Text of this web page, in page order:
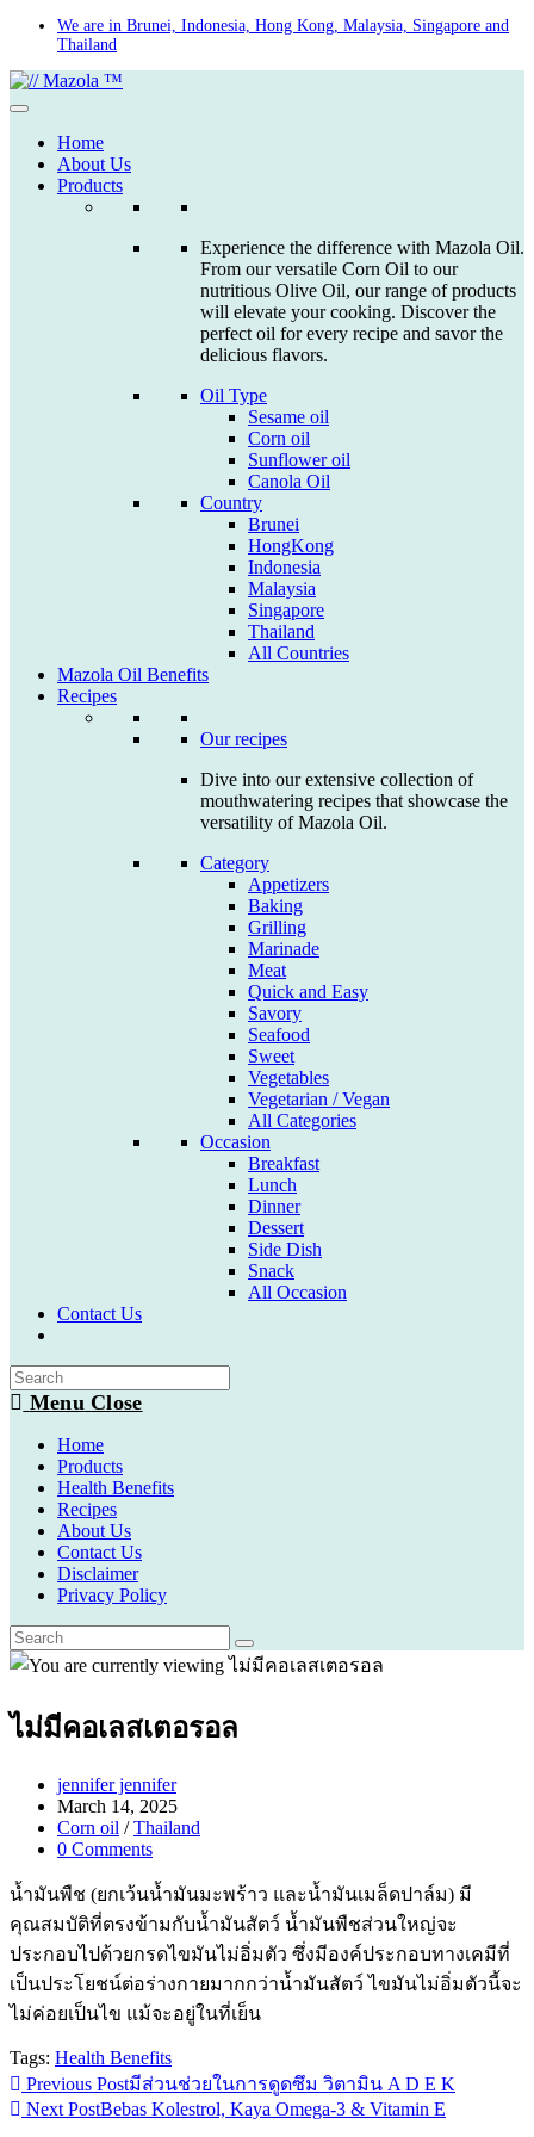
Skip
content
We are in Brunei, Indonesia, Hong Kong, Malaysia, Singapore and
Thailand
Home
About Us
Products
Experience the difference with Mazola Oil.
From our versatile Corn Oil to our
nutritious Olive Oil, our range of products
will elevate your cooking. Discover the
perfect oil for every recipe and savor the
delicious flavors.
Oil Type
Sesame oil
Corn oil
Sunflower oil
Canola Oil
Country
Brunei
HongKong
Indonesia
Malaysia
Singapore
Thailand
All Countries
Mazola Oil Benefits
Recipes
Our recipes
Dive into our extensive collection of
mouthwatering recipes that showcase the
versatility of Mazola Oil.
Category
Appetizers
Baking
Grilling
Marinade
Meat
Quick and Easy
Savory
Seafood
Sweet
Vegetables
Vegetarian / Vegan
All Categories
Occasion
Breakfast
Lunch
Dinner
Dessert
Side Dish
Snack
All Occasion
Contact Us
search
Menu Close
Home
Products
Health Benefits
Recipes
About Us
Contact Us
Disclaimer
Privacy Policy
ไม่มีคอเลสเตอรอล
Post
author:
jennifer jennifer
Post
published:
March 14, 2025
Post
category:
Corn oil / Thailand
Post
0 Comments
น้ำมันพืช (ยกเว้นน้ำมันมะพร้าว และน้ำมันเมล็ดปาล์ม) มี
คุณสมบัติที่ตรงข้ามกับน้ำมันสัตว์ น้ำมันพืชส่วนใหญ่จะ
ประกอบไปด้วยกรดไขมันไม่อิ่มตัว ซึ่งมีองค์ประกอบทางเคมีที่
เป็นประโยชน์ต่อร่างกายมากกว่าน้ำมันสัตว์ ไขมันไม่อิ่มตัวนี้จะ
ไม่ค่อยเป็นไข แม้จะอยู่ในที่เย็น
Tags: Health Benefits
Read
more
Previous Postมีส่วนช่วยในการดูดซึม วิตามิน A D E K
Next PostBebas Kolestrol, Kaya Omega-3 & Vitamin E